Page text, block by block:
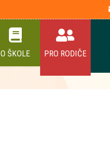
O ŠKOLE PRO RODIČE